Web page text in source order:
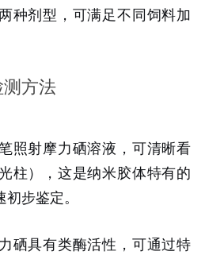
种剂型，可满足不同饲料加
方法
照射摩力硒溶液，可清晰看
柱），这是纳米胶体特有的
步鉴定。
力硒具有类酶活性，可通过特